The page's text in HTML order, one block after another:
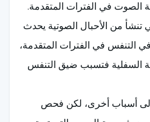
الصوت في الفترات المتقدمة.
تنشأ من الأحبال الصوتية يحدث
في الفترات المتقدمة،
السفلية فتسبب ضيق التنفس
أسباب أخرى، لكن فحص